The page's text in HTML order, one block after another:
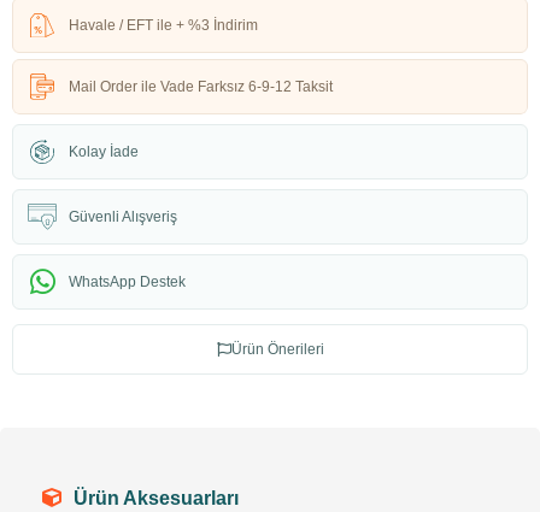
Havale / EFT ile + %3 İndirim
Mail Order ile Vade Farksız 6-9-12 Taksit
Kolay İade
Güvenli Alışveriş
WhatsApp Destek
Ürün Önerileri
Ürün Aksesuarları